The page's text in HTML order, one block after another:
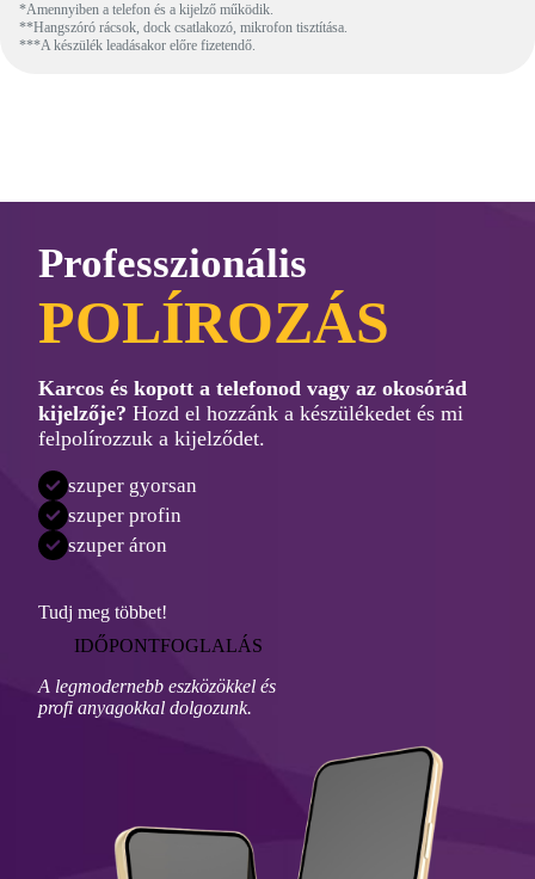
*Amennyiben a telefon és a kijelző működik.
**Hangszóró rácsok, dock csatlakozó, mikrofon tisztítása.
***A készülék leadásakor előre fizetendő.
Professzionális
POLÍROZÁS
Karcos és kopott a telefonod vagy az okosórád
kijelzője? Hozd el hozzánk a készülékedet és mi
felpolírozzuk a kijelződet.
szuper gyorsan
szuper profin
szuper áron
Tudj meg többet!
IDŐPONTFOGLALÁS
A legmodernebb eszközökkel és
profi anyagokkal dolgozunk.